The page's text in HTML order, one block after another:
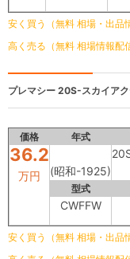
安く買う（無料 相場・出品
高く売る（無料 相場情報配
プレマシー 20S-スカイア
価格 年式
36.2
万円 (昭和-1925)
型式
CWFFW
安く買う（無料 相場・出品